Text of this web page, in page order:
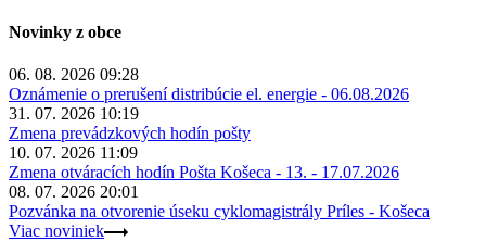
Novinky z obce
06. 08. 2026 09:28
Oznámenie o prerušení distribúcie el. energie - 06.08.2026
31. 07. 2026 10:19
Zmena prevádzkových hodín pošty
10. 07. 2026 11:09
Zmena otváracích hodín Pošta Košeca - 13. - 17.07.2026
08. 07. 2026 20:01
Pozvánka na otvorenie úseku cyklomagistrály Príles - Košeca
Viac noviniek